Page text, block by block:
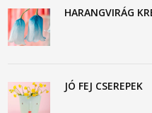
HARANGVIRÁG
JÓ FEJ CSEREPEK